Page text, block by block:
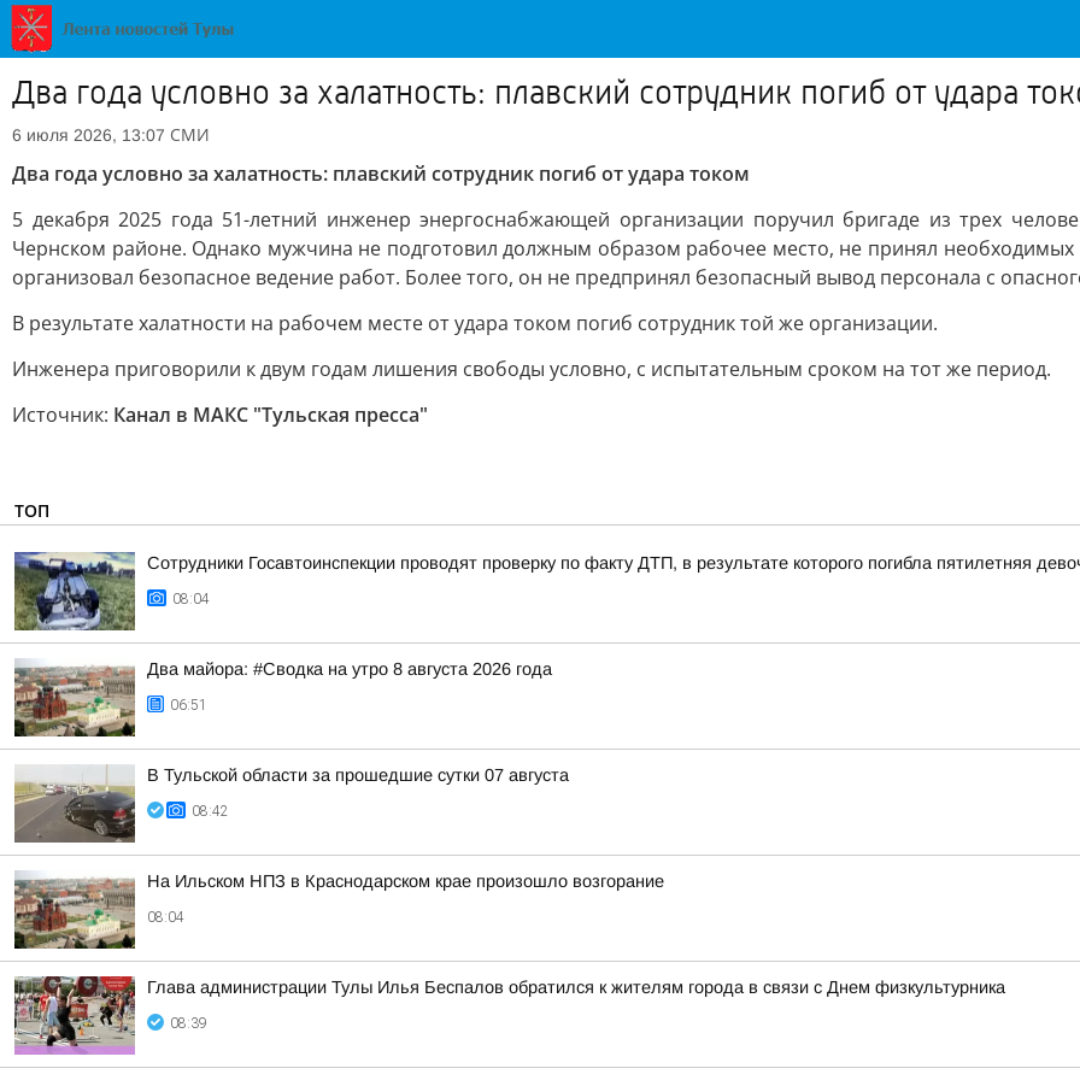
Два года условно за халатность: плавский сотрудник погиб от удара
6 июля 2026, 13:07 СМИ
Два года условно за халатность: плавский сотрудник погиб от удара током
5 декабря 2025 года 51-летний инженер энергоснабжающей организации поручил бригаде из трех
Чернском районе. Однако мужчина не подготовил должным образом рабочее место, не принял необходимых
организовал безопасное ведение работ. Более того, он не предпринял безопасный вывод персонала с
В результате халатности на рабочем месте от удара током погиб сотрудник той же организации.
Инженера приговорили к двум годам лишения свободы условно, с испытательным сроком на тот же период.
Источник: Канал в МАКС "Тульская пресса"
ТОП
Сотрудники Госавтоинспекции проводят проверку по факту ДТП, в результате которого погибла пятилетняя
08:04
Два майора: #Сводка на утро 8 августа 2026 года
06:51
В Тульской области за прошедшие сутки 07 августа
08:42
На Ильском НПЗ в Краснодарском крае произошло возгорание
08:04
Глава администрации Тулы Илья Беспалов обратился к жителям города в связи с Днем физкультурника
08:39